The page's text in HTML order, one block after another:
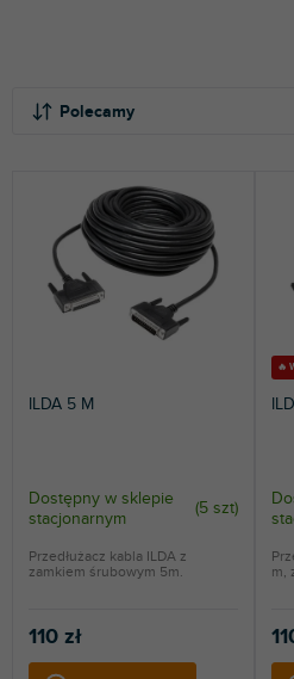
Polecamy
NAJDROŻSZE
NAJCZĘŚCIEJ SPRZEDAWANE
ALFABETYCZNIE
ILDA 5 M
Dostępny w sklepie
stacjonarnym
(5 szt)
110 zł
Przedłużacz kabla ILDA z
zamkiem śrubowym 5m.
🔥
m,